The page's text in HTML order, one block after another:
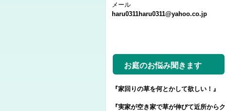
メール
haru0311haru0311@yahoo.co.jp
お庭のお悩み聞きます
『家回りの草を何とかして欲しい！』
『実家が空き家で草が伸びて近所からク